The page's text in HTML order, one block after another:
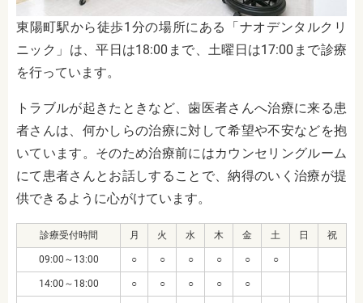
東陽町駅から徒歩1分の場所にある「ナオデンタルクリ
ニック」は、平日は18:00まで、土曜日は17:00まで診療
を行っています。
トラブルが起きたときなど、歯医者さんへ治療に来る患
者さんは、何かしらの治療に対して希望や不安などを抱
いています。そのため治療前にはカウンセリングルーム
にて患者さんとお話しすることで、納得のいく治療が提
供できるように心がけています。
診療受付時間 月 火 水 木 金 土 日 祝
09:00～13:00 ○ ○ ○ ○ ○ ○
14:00～18:00 ○ ○ ○ ○ ○